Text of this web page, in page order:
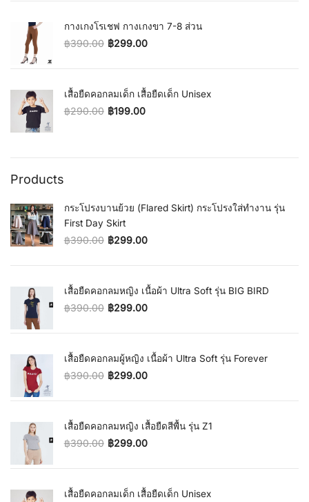
กางเกงโรเชฟ กางเกงขา 7-8 ส่วน
฿390.00
Original price was: ฿390.00.
฿299.00
Current price is: ฿299.00.
เสื้อยืดคอกลมเด็ก เสื้อยืดเด็ก Unisex
฿290.00
Original price was: ฿290.00.
฿199.00
Current price is: ฿199.00.
Products
กระโปรงบานย้วย (Flared Skirt) กระโปรงใส่ทำงาน รุ่น
First Day Skirt
฿390.00 ฿299.00
เสื้อยืดคอกลมหญิง เนื้อผ้า Ultra Soft รุ่น BIG BIRD
฿390.00
Original price was: ฿390.00.
฿299.00
Current price is: ฿299.00.
เสื้อยืดคอกลมผู้หญิง เนื้อผ้า Ultra Soft รุ่น Forever
฿390.00
Original price was: ฿390.00.
฿299.00
Current price is: ฿299.00.
เสื้อยืดคอกลมหญิง เสื้อยืดสีพื้น รุ่น Z1
฿390.00
Original price was: ฿390.00.
฿299.00
Current price is: ฿299.00.
เสื้อยืดคอกลมเด็ก เสื้อยืดเด็ก Unisex